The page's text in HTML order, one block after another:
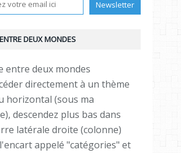
DEUX MONDES
directement à un thème
horizontal (sous ma
descendez plus bas dans
latérale droite (colonne)
appelé "catégories" et